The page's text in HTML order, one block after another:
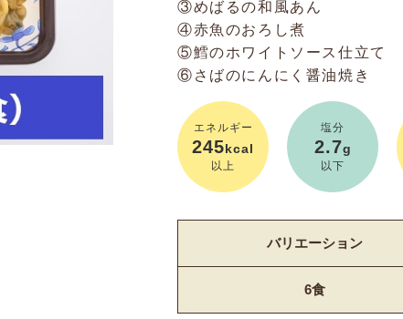
③めばるの和風あん
④赤魚のおろし煮
⑤鱈のホワイトソース仕立て
⑥さばのにんにく醤油焼き
エネルギー
245kcal
以上
塩分
2.7g
以下
バリエーション
6食